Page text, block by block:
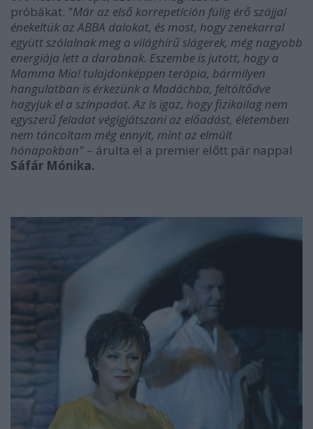
próbákat. "Már az első korrepetíción fülig érő szájjal
énekeltük az ABBA dalokat, és most, hogy zenekarral
együtt szólalnak meg a világhírű slágerek, még nagyobb
energiája lett a darabnak. Eszembe is jutott, hogy a
Mamma Mia! tulajdonképpen terápia, bármilyen
hangulatban is érkezünk a Madáchba, feltöltődve
hagyjuk el a színpadot. Az is igaz, hogy fizikailag nem
egyszerű feladat végigjátszani az előadást, életemben
nem táncoltam még ennyit, mint az elmúlt
hónapokban" – árulta el a premier előtt pár nappal
Sáfár Mónika.